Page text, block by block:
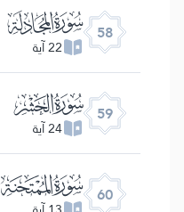
58 ﯧ
22 آية
59 ﯨ
24 آية
60 ﯩ